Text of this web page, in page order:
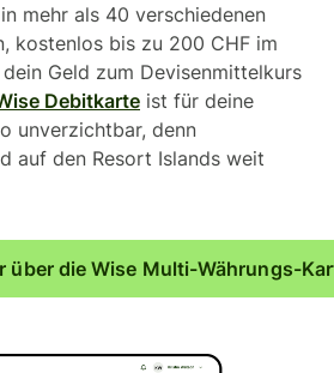
mehr als 40 verschiedenen
kostenlos bis zu 200 CHF im
Geld zum Devisenmittelkurs
Debitkarte ist für deine
unverzichtbar, denn
auf den Resort Islands weit
über die Wise Multi-Währungs-